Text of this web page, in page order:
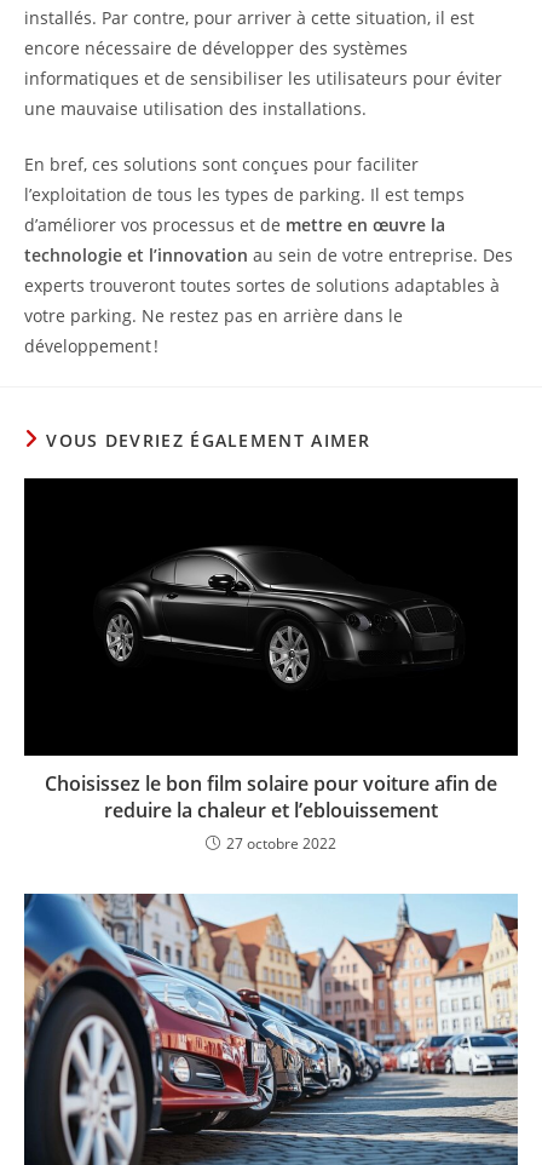
installés. Par contre, pour arriver à cette situation, il est
encore nécessaire de développer des systèmes
informatiques et de sensibiliser les utilisateurs pour éviter
une mauvaise utilisation des installations.
En bref, ces solutions sont conçues pour faciliter
l’exploitation de tous les types de parking. Il est temps
d’améliorer vos processus et de mettre en œuvre la
technologie et l’innovation au sein de votre entreprise. Des
experts trouveront toutes sortes de solutions adaptables à
votre parking. Ne restez pas en arrière dans le
développement !
VOUS DEVRIEZ ÉGALEMENT AIMER
Choisissez le bon film solaire pour voiture afin de
reduire la chaleur et l’eblouissement
27 octobre 2022